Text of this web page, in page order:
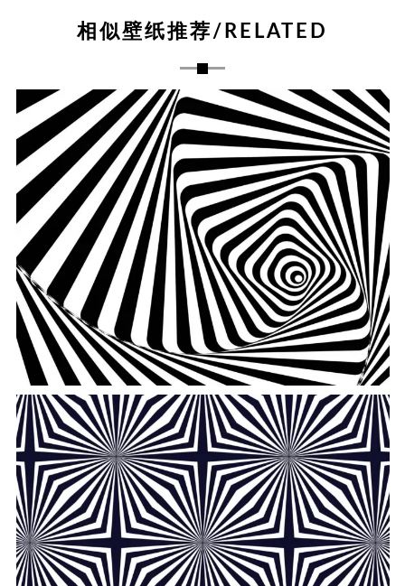
相似壁纸推荐/RELATED